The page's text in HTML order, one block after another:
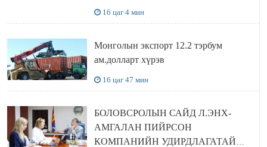
16 цаг 4 мин
Монголын экспорт 12.2 тэрбум
ам.долларт хүрэв
16 цаг 47 мин
БОЛОВСРОЛЫН САЙД Л.ЭНХ-
АМГАЛАН ПИЙРСОН
КОМПАНИЙН УДИРДЛАГАТАЙ